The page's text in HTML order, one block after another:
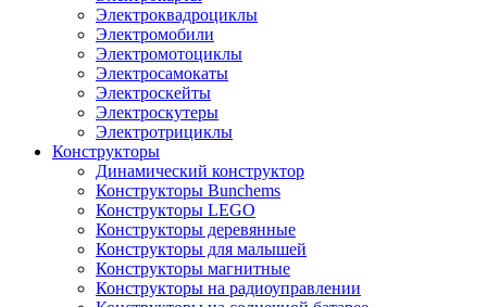
Электроквадроциклы
Электромобили
Электромотоциклы
Электросамокаты
Электроскейты
Электроскутеры
Электротрициклы
Конструкторы
Динамический конструктор
Конструкторы Bunchems
Конструкторы LEGO
Конструкторы деревянные
Конструкторы для малышей
Конструкторы магнитные
Конструкторы на радиоуправлении